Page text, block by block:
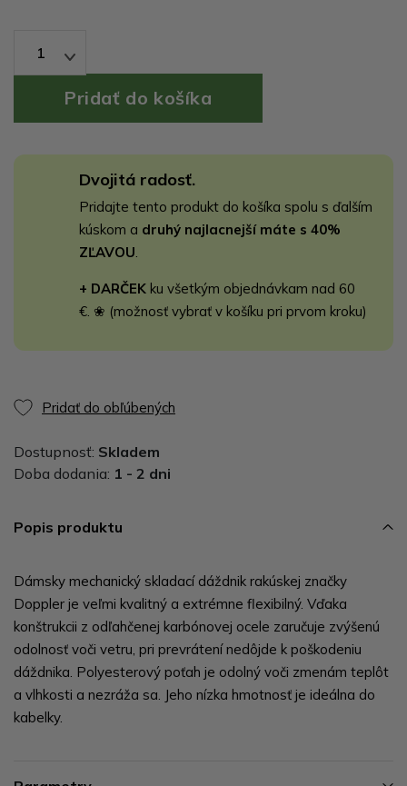
1
Dvojitá radosť.
Pridajte tento produkt do košíka spolu s ďalším
kúskom a druhý najlacnejší máte s 40%
ZĽAVOU
+ DARČEK ku všetkým objednávkam nad 60
€. ❀ (možnosť vybrať v košíku pri prvom kroku)
Pridať do obľúbených
Dostupnosť: Skladem
Doba dodania: 1 - 2 dni
Popis produktu
Dámsky mechanický skladací dáždnik rakúskej značky
Doppler je veľmi kvalitný a extrémne flexibilný. Vďaka
konštrukcii z odľahčenej karbónovej ocele zaručuje zvýšenú
odolnosť voči vetru, pri prevrátení nedôjde k poškodeniu
dáždnika. Polyesterový poťah je odolný voči zmenám teplôt
a vlhkosti a nezráža sa. Jeho nízka hmotnosť je ideálna do
kabelky.